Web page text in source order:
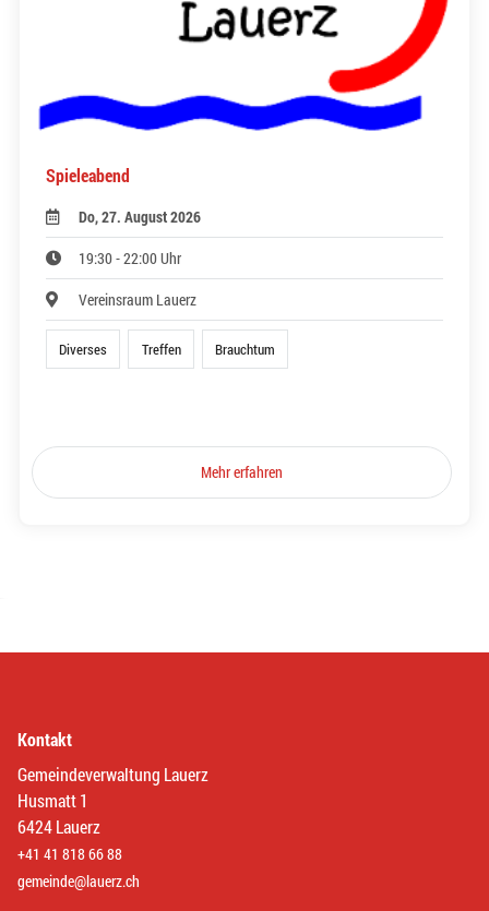
Spieleabend
Do, 27. August 2026
19:30 - 22:00 Uhr
Vereinsraum Lauerz
Diverses Treffen Brauchtum
Mehr erfahren
Kontakt
Gemeindeverwaltung Lauerz
Husmatt 1
6424 Lauerz
+41 41 818 66 88
gemeinde@lauerz.ch